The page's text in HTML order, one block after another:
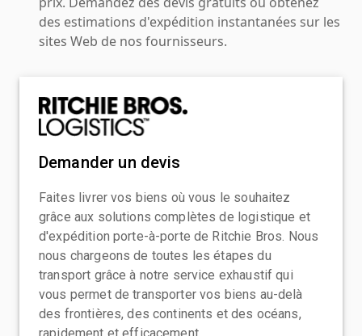
des estimations d'expédition instantanées sur les
sites Web de nos fournisseurs.
Demander un devis
Faites livrer vos biens où vous le souhaitez
grâce aux solutions complètes de logistique et
d'expédition porte-à-porte de Ritchie Bros. Nous
nous chargeons de toutes les étapes du
transport grâce à notre service exhaustif qui
vous permet de transporter vos biens au-delà
des frontières, des continents et des océans,